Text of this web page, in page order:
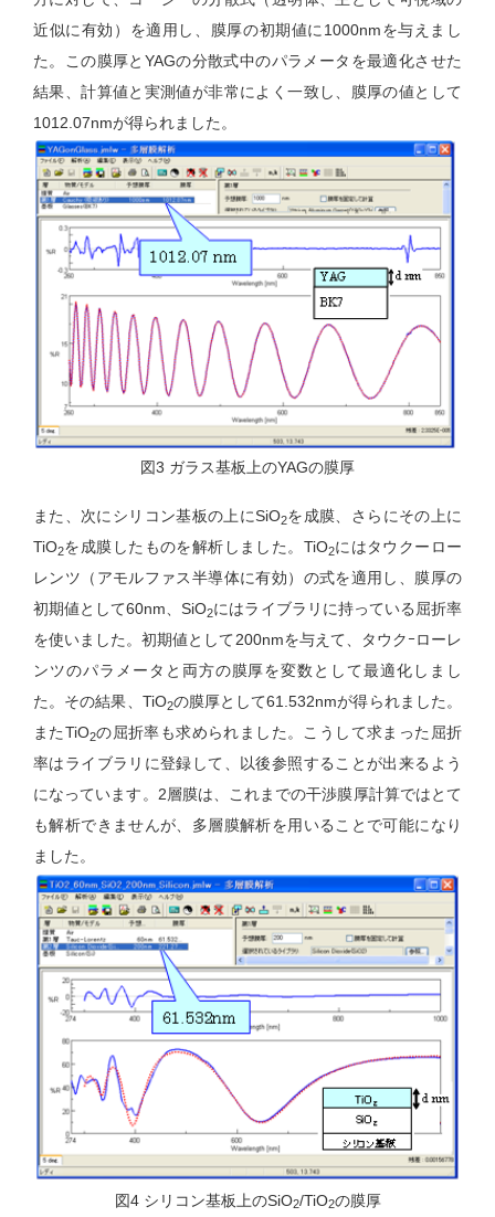
近似に有効）を適用し、膜厚の初期値に1000nmを与えまし
た。この膜厚とYAGの分散式中のパラメータを最適化させた
結果、計算値と実測値が非常によく一致し、膜厚の値として
1012.07nmが得られました。
図3 ガラス基板上のYAGの膜厚
また、次にシリコン基板の上にSiO2を成膜、さらにその上に
TiO2を成膜したものを解析しました。TiO2にはタウクーロー
レンツ（アモルファス半導体に有効）の式を適用し、膜厚の
初期値として60nm、SiO2にはライブラリに持っている屈折率
を使いました。初期値として200nmを与えて、タウクｰローレ
ンツのパラメータと両方の膜厚を変数として最適化しまし
た。その結果、TiO2の膜厚として61.532nmが得られました。
またTiO2の屈折率も求められました。こうして求まった屈折
率はライブラリに登録して、以後参照することが出来るよう
になっています。2層膜は、これまでの干渉膜厚計算ではとて
も解析できませんが、多層膜解析を用いることで可能になり
ました。
図4 シリコン基板上のSiO2/TiO2の膜厚